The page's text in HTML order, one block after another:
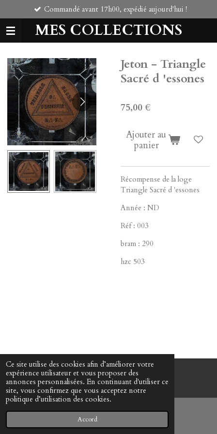
Ce site utilise des cookies afin d’améliorer votre
expérience utilisateur et vous proposer des
annonces personnalisées. En continuant d'utiliser ce
site, vous confirmez que vous acceptez notre
politique d’utilisation des cookies.
Accord
au
contenu
principal
MES COLLECTIONS
Commandé avant 17h00, expédié aujourd'hui !
Jeton - Triangle
Sacré d 'essones
75,00 €
Ajouter au
panier
Récompense de la loge
Triangle Sacré d 'essones
Année : ND
Réf : 003
bram : 290
hzc 503
© www-mes-collections.net